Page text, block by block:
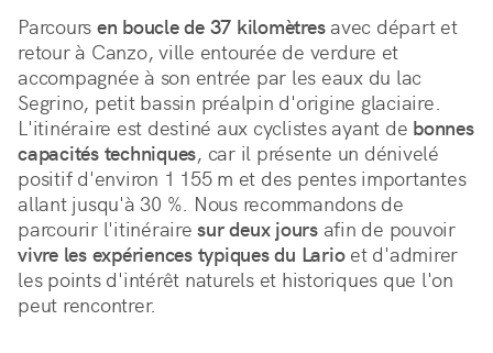
Parcours en boucle de 37 kilomètres avec départ et
retour à Canzo, ville entourée de verdure et
accompagnée à son entrée par les eaux du lac
Segrino, petit bassin préalpin d'origine glaciaire.
L'itinéraire est destiné aux cyclistes ayant de bonnes
capacités techniques, car il présente un dénivelé
positif d'environ 1 155 m et des pentes importantes
allant jusqu'à 30 %. Nous recommandons de
parcourir l'itinéraire sur deux jours
afin de pouvoir
vivre les expériences typiques du Lario et d'admirer
les points d'intérêt naturels et historiques que l'on
peut rencontrer.